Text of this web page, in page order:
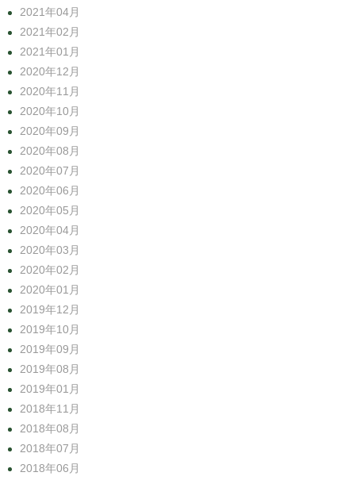
2021年04月
2021年02月
2021年01月
2020年12月
2020年11月
2020年10月
2020年09月
2020年08月
2020年07月
2020年06月
2020年05月
2020年04月
2020年03月
2020年02月
2020年01月
2019年12月
2019年10月
2019年09月
2019年08月
2019年01月
2018年11月
2018年08月
2018年07月
2018年06月